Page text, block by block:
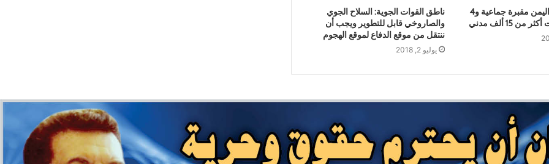
في مشهد مرعب .. وفاة قائد طائرة سعودية
أثناء رحلة إلى لندن
معجزة .. طفل يطالب أمه بعد وفاته
بالقصاص من قاتله
تقرير حقوقي اليمن مقبرة جماعية و4
15 ألف مدني
ناطق القوات الجوية: السلاح الجوي
والصاروخي قابل للتطوير ويجب أن
ننتقل من موقع الدفاع لموقع الهجوم
يوليو 2, 2018